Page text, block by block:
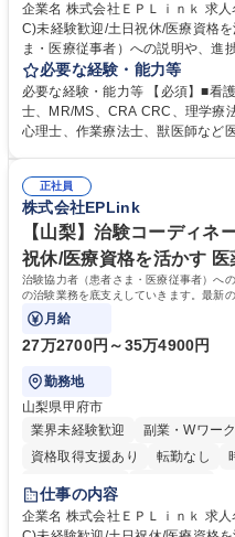
企業名 株式会社ＥＰＬｉｎｋ 求人名 【姫路】治験コーディネーター(CR
C)未経験歓迎/土日祝休/医療資格を活かす 仕事の内容 治験協
ま・医療従事者）への説明や、進
験業務を底支えしていきます。最
から専門性が身につく社会貢献度の高い仕事で
ま・医療従事者）への説明 ■患者
ング・服薬状況の確認 ■診察/検査
フレックスタイム制/プライベート
率は90%以上/育児補助支援金等も有 募集職種 【姫路】治験コーディネ
ター(CRC)未経験歓迎/土日祝休/
必要な経験・能力等
必要な経験・能力等 【必須】■看
士、MR/MS、CRA CRC、理学療
心理士、作業療法士、獣医師など
足説明ができる点、などを活かし
は、約2週間のe-learning受講後に
トに合格後、OJTとなります。
に合わせてサポートしていくためそれ以
学歴：大学院 大学 高専 短大 専修
師 薬剤師
正社員
株式会社EPLink
【山梨】治験コーディネ
祝休/医療資格を活かす 医
治験協力者（患者さま・医療従事者）へ
の治験業務を底支えしていきます。最新
が身につく社会貢献度の高い仕事です。
月給
27万2700円～35万4900円
勤務地
山梨県甲府市
業界未経験歓迎
副業・Wワー
資格取得支援あり
転勤なし
完全週休2日制
仕事の内容
企業名 株式会社ＥＰＬｉｎｋ 求人名 【山梨】治験コーディネーター(CR